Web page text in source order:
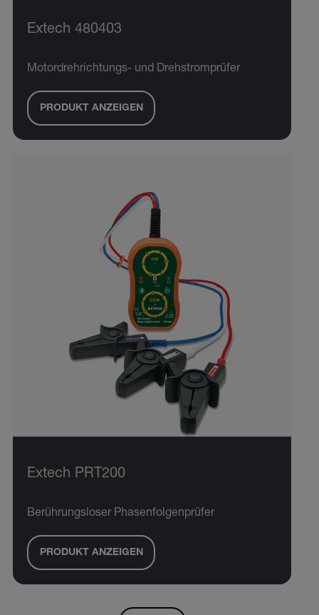
Extech 480403
Motordrehrichtungs- und Drehstromprüfer
PRODUKT ANZEIGEN
Extech PRT200
Berührungsloser Phasenfolgenprüfer
PRODUKT ANZEIGEN